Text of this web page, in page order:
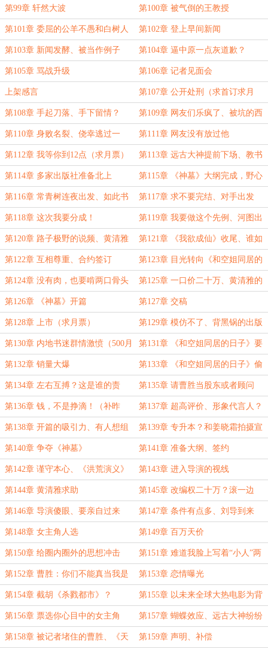
第99章 轩然大波 第100章 被气倒的王教授
第101章 委屈的公羊不愚和白树人 第102章 登上早间新闻
第103章 新闻发酵、被当作例子 第104章 逼中原一点灰道歉？
第105章 骂战升级 第106章 记者见面会
上架感言 第107章 公开处刑（求首订求月
票）
第108章 手起刀落、手下留情？ 第109章 网友们乐疯了、被坑的西
北狼
第110章 身败名裂、侥幸逃过一
劫？
第111章 网友没有放过他
第112章 我等你到12点（求月票） 第113章 远古大神提前下场、教书
匠开始创作
第114章 多家出版社准备北上 第115章 《神墓》大纲完成，野心
暴涨
第116章 常青树连夜出发、如此书
迷
第117章 求不要完结、对手出发
第118章 这次我要分成！ 第119章 我要做这个先例、河图出
手
第120章 路子极野的说频、黄清雅
出谋划策
第121章 《我欲成仙》收尾、谁如
流星？
第122章 互相尊重、合约签订 第123章 目光转向《和空姐同居的
日子》
第124章 没有肉，也要啃两口骨头 第125章 一口价二十万、黄清雅的
机会
第126章 《神墓》开篇 第127章 交稿
第128章 上市（求月票） 第129章 模仿不了、背黑锅的出版
社
第130章 内地书迷群情激愤（500月
票的加更）
第131章 《和空姐同居的日子》要
蹭热度
第132章 销量大爆 第133章 《和空姐同居的日子》偷
袭宝岛书迷
第134章 左右互搏？这是谁的责
任？
第135章 请曹胜当股东或者顾问
第136章 钱，不是挣滴！（补昨
晚）
第137章 超高评价、形象代言人？
第138章 开篇的吸引力、有人想组
织同学聚会
第139章 专升本？和姜晓霜拍摄宣
传照
第140章 争夺《神墓》 第141章 准备大纲、签约
第142章 谨守本心、《洪荒演义》 第143章 进入导演的视线
第144章 黄清雅求助 第145章 改编权二十万？滚一边
去！
第146章 导演傻眼、要亲自过来 第147章 条件有点多、刘导到来
第148章 女主角人选 第149章 百万天价
第150章 给圈内圈外的思想冲击 第151章 难道我脸上写着“小人”两
个字吗？
第152章 曹胜：你们不能真当我是
学渣
第153章 恋情曝光
第154章 截胡《杀戮都市》？ 第155章 以未来全球大热电影为背
景
第156章 票选你心目中的女主角 第157章 蝴蝶效应、远古大神纷纷
按耐不住
第158章 被记者堵住的曹胜、《天 第159章 声明、补偿